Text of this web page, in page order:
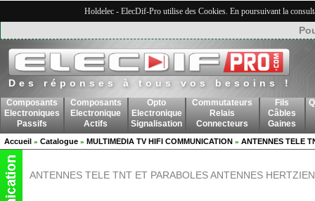
Holdelec - ElecDif-Pro utilise des Cookies. En poursuivant la
Des réponses à tous vos besoins !
Composants
Electroniques
Passifs
Composants
Electronique
Actifs
Opto
Electronique
Signalisation
Commutateurs
Relais
Connecteurs
Fils
Câbles
Gaines
Accueil » Catalogue » MULTIMEDIA TV HIFI COMMUNICATION » ANTENNES TELE
ANTENNES TELE TNT ET PARABOLES ANTENNES